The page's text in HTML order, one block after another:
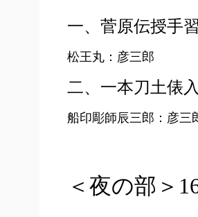
一、菅原伝授手
松王丸：彦三郎
二、一本刀土俵入
船印彫師辰三郎：彦三
＜夜の部＞